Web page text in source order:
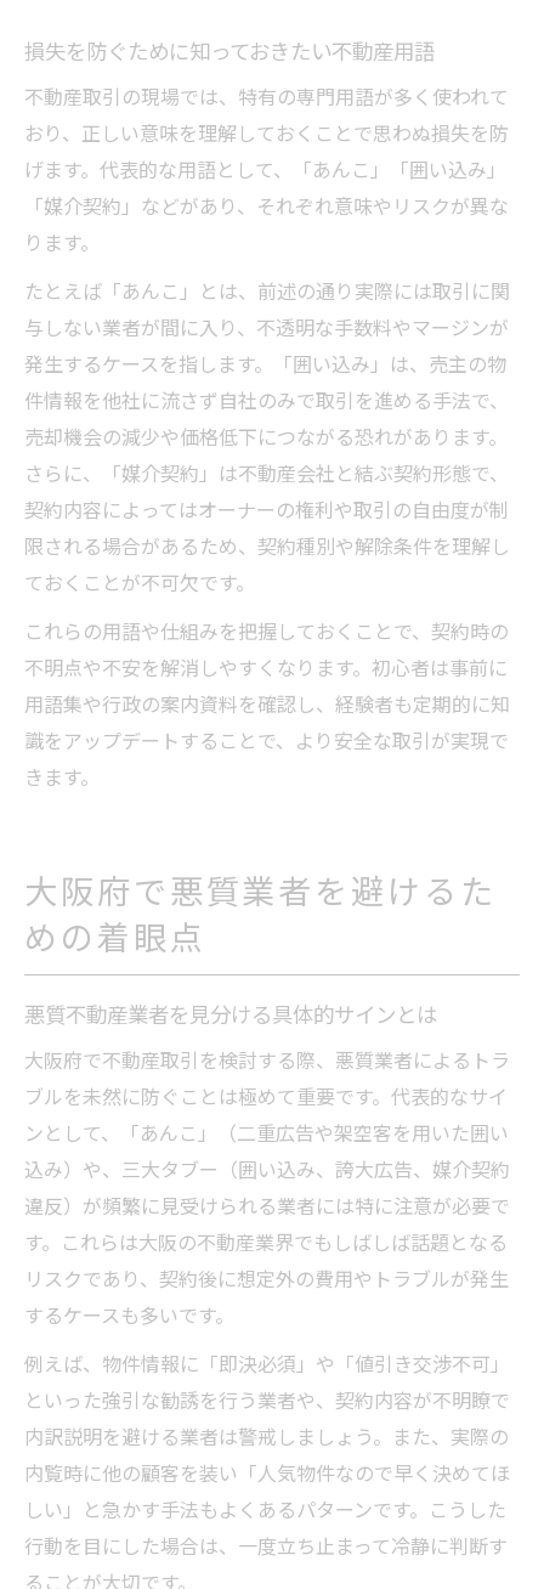
損失を防ぐために知っておきたい不動産用語
不動産取引の現場では、特有の専門用語が多く使われて
おり、正しい意味を理解しておくことで思わぬ損失を防
げます。代表的な用語として、「あんこ」「囲い込み」
「媒介契約」などがあり、それぞれ意味やリスクが異な
ります。
たとえば「あんこ」とは、前述の通り実際には取引に関
与しない業者が間に入り、不透明な手数料やマージンが
発生するケースを指します。「囲い込み」は、売主の物
件情報を他社に流さず自社のみで取引を進める手法で、
売却機会の減少や価格低下につながる恐れがあります。
さらに、「媒介契約」は不動産会社と結ぶ契約形態で、
契約内容によってはオーナーの権利や取引の自由度が制
限される場合があるため、契約種別や解除条件を理解し
ておくことが不可欠です。
これらの用語や仕組みを把握しておくことで、契約時の
不明点や不安を解消しやすくなります。初心者は事前に
用語集や行政の案内資料を確認し、経験者も定期的に知
識をアップデートすることで、より安全な取引が実現で
きます。
大阪府で悪質業者を避けるた
めの着眼点
悪質不動産業者を見分ける具体的サインとは
大阪府で不動産取引を検討する際、悪質業者によるトラ
ブルを未然に防ぐことは極めて重要です。代表的なサイ
ンとして、「あんこ」（二重広告や架空客を用いた囲い
込み）や、三大タブー（囲い込み、誇大広告、媒介契約
違反）が頻繁に見受けられる業者には特に注意が必要で
す。これらは大阪の不動産業界でもしばしば話題となる
リスクであり、契約後に想定外の費用やトラブルが発生
するケースも多いです。
例えば、物件情報に「即決必須」や「値引き交渉不可」
といった強引な勧誘を行う業者や、契約内容が不明瞭で
内訳説明を避ける業者は警戒しましょう。また、実際の
内覧時に他の顧客を装い「人気物件なので早く決めてほ
しい」と急かす手法もよくあるパターンです。こうした
行動を目にした場合は、一度立ち止まって冷静に判断す
ることが大切です。